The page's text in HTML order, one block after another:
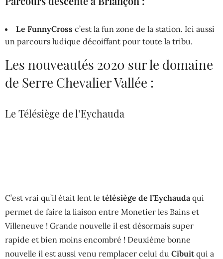
Le FunnyCross c’est la fun zone de la station. Ici aussi
un parcours ludique décoiffant pour toute la tribu.
Les nouveautés 2020 sur le domaine
de Serre Chevalier Vallée :
Le Télésiège de l’Eychauda
C’est vrai qu’il était lent le télésiège de l’Eychauda qui
permet de faire la liaison entre Monetier les Bains et
Villeneuve ! Grande nouvelle il est désormais super
rapide et bien moins encombré ! Deuxième bonne
nouvelle il est aussi venu remplacer celui du Cibuitqui a